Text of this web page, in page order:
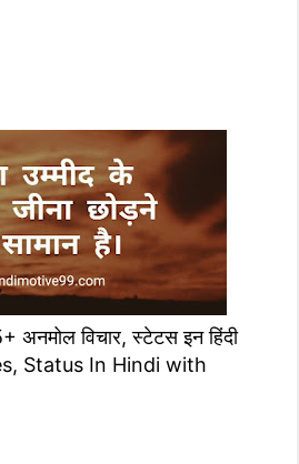
अनमोल विचार, स्टेटस इन हिंदी
Status In Hindi with